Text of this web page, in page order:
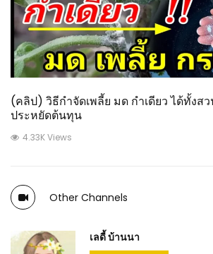
(คลิป) วิธีกำจัดเพลี้ย มด กำเดียว ได้ทั้งส
ประหยัดต้นทุน
4.33K Views
Other Channels
เลดี้ บ้านนา